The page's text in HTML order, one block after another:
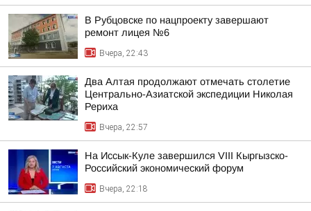
В Рубцовске по нацпроекту завершают
ремонт лицея №6
Вчера, 22:43
Два Алтая продолжают отмечать столетие
Центрально-Азиатской экспедиции Николая
Рериха
Вчера, 22:57
На Иссык-Куле завершился VIII Кыргызско-
Российский экономический форум
Вчера, 22:18